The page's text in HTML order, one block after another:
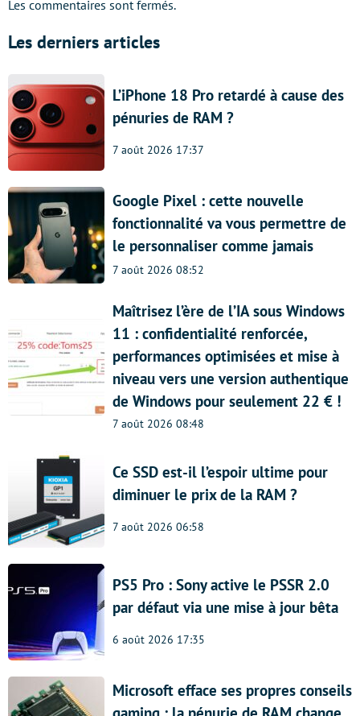
Les commentaires sont fermés.
Les derniers articles
L’iPhone 18 Pro retardé à cause des
pénuries de RAM ?
7 août 2026 17:37
Google Pixel : cette nouvelle
fonctionnalité va vous permettre de
le personnaliser comme jamais
7 août 2026 08:52
Maîtrisez l’ère de l’IA sous Windows
11 : confidentialité renforcée,
performances optimisées et mise à
niveau vers une version authentique
de Windows pour seulement 22 € !
7 août 2026 08:48
Ce SSD est-il l’espoir ultime pour
diminuer le prix de la RAM ?
7 août 2026 06:58
PS5 Pro : Sony active le PSSR 2.0
par défaut via une mise à jour bêta
6 août 2026 17:35
Microsoft efface ses propres conseils